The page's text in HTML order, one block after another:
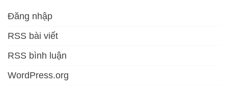
Đăng nhập
RSS bài viết
RSS bình luận
WordPress.org